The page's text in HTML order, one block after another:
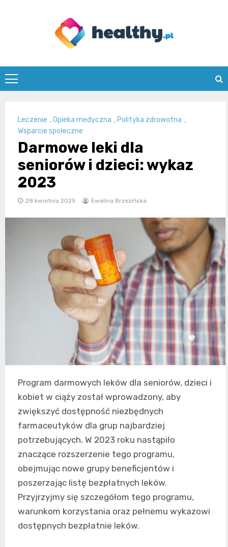
healthy.pl
Leczenie ,Opieka medyczna ,Polityka zdrowotna ,
Wsparcie społeczne
Darmowe leki dla
seniorów i dzieci: wykaz
2023
28 kwietnia 2025 Ewelina Brzezińska
Program darmowych leków dla seniorów, dzieci i
kobiet w ciąży został wprowadzony, aby
zwiększyć dostępność niezbędnych
farmaceutyków dla grup najbardziej
potrzebujących. W 2023 roku nastąpiło
znaczące rozszerzenie tego programu,
obejmując nowe grupy beneficjentów i
poszerzając listę bezpłatnych leków.
Przyjrzyjmy się szczegółom tego programu,
warunkom korzystania oraz pełnemu wykazowi
dostępnych bezpłatnie leków.